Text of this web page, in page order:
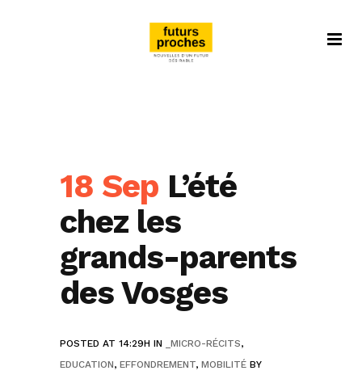
18 Sep L’été
chez les
grands-parents
des Vosges
POSTED AT 14:29H IN _MICRO-RÉCITS,
EDUCATION, EFFONDREMENT, MOBILITÉ BY